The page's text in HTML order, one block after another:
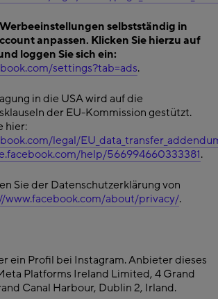
selbstständig in
anpassen. Klicken Sie hierzu auf
loggen Sie sich ein:
settings?tab=ads.
in die USA wird auf die
der EU-Kommission gestützt.
hier:
legal/
help/566994660333381.
Sie der Datenschutzerklärung von
www.facebook.com/about/privacy/.
ein Profil bei Instagram. Anbieter dieses
Platforms Ireland Limited, 4 Grand
Canal Harbour, Dublin 2, Irland.